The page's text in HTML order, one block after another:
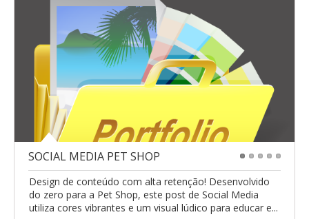
SOCIAL MEDIA PET SHOP
Design de conteúdo com alta retenção! Desenvolvido
do zero para a Pet Shop, este post de Social Media
utiliza cores vibrantes e um visual lúdico para educar e...